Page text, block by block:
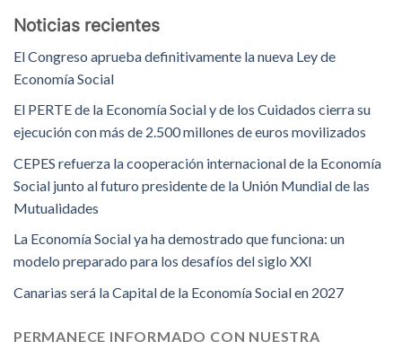
Noticias recientes
El Congreso aprueba definitivamente la nueva Ley de
Economía Social
El PERTE de la Economía Social y de los Cuidados cierra su
ejecución con más de 2.500 millones de euros movilizados
CEPES refuerza la cooperación internacional de la Economía
Social junto al futuro presidente de la Unión Mundial de las
Mutualidades
La Economía Social ya ha demostrado que funciona: un
modelo preparado para los desafíos del siglo XXI
Canarias será la Capital de la Economía Social en 2027
PERMANECE INFORMADO CON NUESTRA